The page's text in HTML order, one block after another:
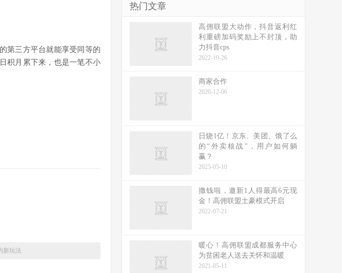
第三方平台就能享受同等的
积月累下来，也是一笔不小
新玩法
热门文章
高佣联盟大动作，抖音返利红
利重磅加码奖励上不封顶，助
力抖音cps
2022-10-26
商家合作
2020-12-06
日烧1亿！京东、美团、饿了么
的“外卖核战”，用户如何躺
赢？
2025-05-10
撒钱啦，邀新1人得最高6元现
金！高佣联盟土豪模式开启
2022-07-21
暖心！高佣联盟成都服务中心
为贫困老人送去关怀和温暖
2021-05-11